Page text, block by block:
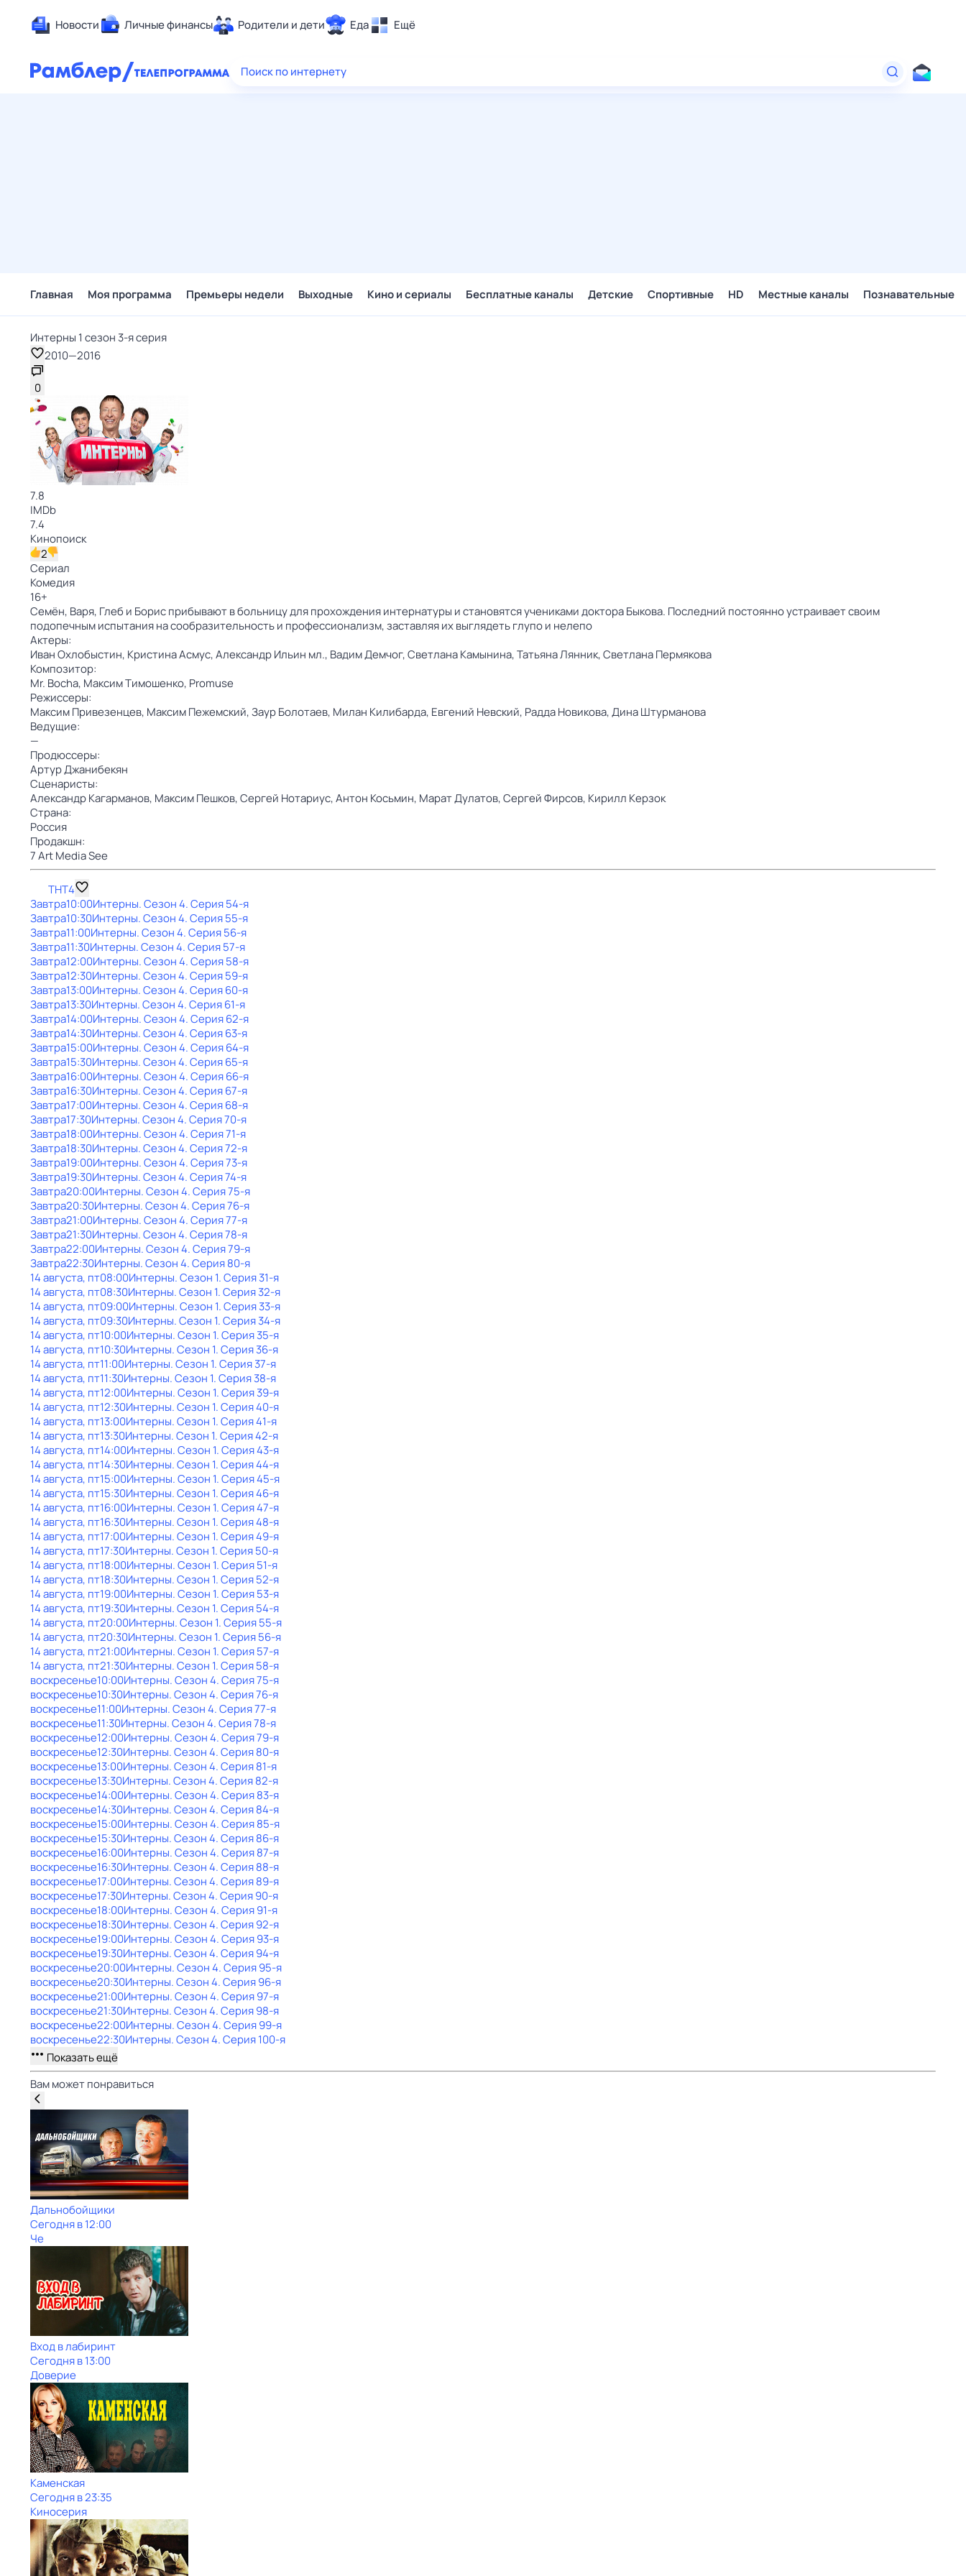
Новости Личные финансы Родители и дети Еда Ещё
Здоровье
Поиск по интернету
Главная Моя программа Премьеры недели Выходные Кино и сериалы Бесплатные каналы Детские Спортивные HD Местные каналы Познавательные
Интерны 1 сезон 3-я серия
2010—2016
0
7.8
IMDb
7.4
Кинопоиск
2
Сериал
Комедия
16+
Семён, Варя, Глеб и Борис прибывают в больницу для прохождения интернатуры и становятся учениками доктора Быкова. Последний постоянно устраивает своим
подопечным испытания на сообразительность и профессионализм, заставляя их выглядеть глупо и нелепо
Актеры:
Иван Охлобыстин, Кристина Асмус,Александр Ильин мл., Вадим Демчог,Светлана Камынина,Татьяна Лянник,Светлана Пермякова
Композитор:
Mr. Bocha, Максим Тимошенко, Promuse
Режиссеры:
Максим Привезенцев, Максим Пежемский,Заур Болотаев, Милан Килибарда, Евгений Невский, Радда Новикова,Дина Штурманова
Ведущие:
—
Продюссеры:
Артур Джанибекян
Сценаристы:
Александр Кагарманов, Максим Пешков,Сергей Нотариус,Антон Косьмин, Марат Дулатов,Сергей Фирсов, Кирилл Керзок
Страна:
Россия
Продакшн:
7 Art Media See
ТНТ4
Завтра10:00Интерны. Сезон 4. Серия 54-я
Завтра10:30Интерны. Сезон 4. Серия 55-я
Завтра11:00Интерны. Сезон 4. Серия 56-я
Завтра11:30Интерны. Сезон 4. Серия 57-я
Завтра12:00Интерны. Сезон 4. Серия 58-я
Завтра12:30Интерны. Сезон 4. Серия 59-я
Завтра13:00Интерны. Сезон 4. Серия 60-я
Завтра13:30Интерны. Сезон 4. Серия 61-я
Завтра14:00Интерны. Сезон 4. Серия 62-я
Завтра14:30Интерны. Сезон 4. Серия 63-я
Завтра15:00Интерны. Сезон 4. Серия 64-я
Завтра15:30Интерны. Сезон 4. Серия 65-я
Завтра16:00Интерны. Сезон 4. Серия 66-я
Завтра16:30Интерны. Сезон 4. Серия 67-я
Завтра17:00Интерны. Сезон 4. Серия 68-я
Завтра17:30Интерны. Сезон 4. Серия 70-я
Завтра18:00Интерны. Сезон 4. Серия 71-я
Завтра18:30Интерны. Сезон 4. Серия 72-я
Завтра19:00Интерны. Сезон 4. Серия 73-я
Завтра19:30Интерны. Сезон 4. Серия 74-я
Завтра20:00Интерны. Сезон 4. Серия 75-я
Завтра20:30Интерны. Сезон 4. Серия 76-я
Завтра21:00Интерны. Сезон 4. Серия 77-я
Завтра21:30Интерны. Сезон 4. Серия 78-я
Завтра22:00Интерны. Сезон 4. Серия 79-я
Завтра22:30Интерны. Сезон 4. Серия 80-я
14 августа, пт08:00Интерны. Сезон 1. Серия 31-я
14 августа, пт08:30Интерны. Сезон 1. Серия 32-я
14 августа, пт09:00Интерны. Сезон 1. Серия 33-я
14 августа, пт09:30Интерны. Сезон 1. Серия 34-я
14 августа, пт10:00Интерны. Сезон 1. Серия 35-я
14 августа, пт10:30Интерны. Сезон 1. Серия 36-я
14 августа, пт11:00Интерны. Сезон 1. Серия 37-я
14 августа, пт11:30Интерны. Сезон 1. Серия 38-я
14 августа, пт12:00Интерны. Сезон 1. Серия 39-я
14 августа, пт12:30Интерны. Сезон 1. Серия 40-я
14 августа, пт13:00Интерны. Сезон 1. Серия 41-я
14 августа, пт13:30Интерны. Сезон 1. Серия 42-я
14 августа, пт14:00Интерны. Сезон 1. Серия 43-я
14 августа, пт14:30Интерны. Сезон 1. Серия 44-я
14 августа, пт15:00Интерны. Сезон 1. Серия 45-я
14 августа, пт15:30Интерны. Сезон 1. Серия 46-я
14 августа, пт16:00Интерны. Сезон 1. Серия 47-я
14 августа, пт16:30Интерны. Сезон 1. Серия 48-я
14 августа, пт17:00Интерны. Сезон 1. Серия 49-я
14 августа, пт17:30Интерны. Сезон 1. Серия 50-я
14 августа, пт18:00Интерны. Сезон 1. Серия 51-я
14 августа, пт18:30Интерны. Сезон 1. Серия 52-я
14 августа, пт19:00Интерны. Сезон 1. Серия 53-я
14 августа, пт19:30Интерны. Сезон 1. Серия 54-я
14 августа, пт20:00Интерны. Сезон 1. Серия 55-я
14 августа, пт20:30Интерны. Сезон 1. Серия 56-я
14 августа, пт21:00Интерны. Сезон 1. Серия 57-я
14 августа, пт21:30Интерны. Сезон 1. Серия 58-я
воскресенье10:00Интерны. Сезон 4. Серия 75-я
воскресенье10:30Интерны. Сезон 4. Серия 76-я
воскресенье11:00Интерны. Сезон 4. Серия 77-я
воскресенье11:30Интерны. Сезон 4. Серия 78-я
воскресенье12:00Интерны. Сезон 4. Серия 79-я
воскресенье12:30Интерны. Сезон 4. Серия 80-я
воскресенье13:00Интерны. Сезон 4. Серия 81-я
воскресенье13:30Интерны. Сезон 4. Серия 82-я
воскресенье14:00Интерны. Сезон 4. Серия 83-я
воскресенье14:30Интерны. Сезон 4. Серия 84-я
воскресенье15:00Интерны. Сезон 4. Серия 85-я
воскресенье15:30Интерны. Сезон 4. Серия 86-я
воскресенье16:00Интерны. Сезон 4. Серия 87-я
воскресенье16:30Интерны. Сезон 4. Серия 88-я
воскресенье17:00Интерны. Сезон 4. Серия 89-я
воскресенье17:30Интерны. Сезон 4. Серия 90-я
воскресенье18:00Интерны. Сезон 4. Серия 91-я
воскресенье18:30Интерны. Сезон 4. Серия 92-я
воскресенье19:00Интерны. Сезон 4. Серия 93-я
воскресенье19:30Интерны. Сезон 4. Серия 94-я
воскресенье20:00Интерны. Сезон 4. Серия 95-я
воскресенье20:30Интерны. Сезон 4. Серия 96-я
воскресенье21:00Интерны. Сезон 4. Серия 97-я
воскресенье21:30Интерны. Сезон 4. Серия 98-я
воскресенье22:00Интерны. Сезон 4. Серия 99-я
воскресенье22:30Интерны. Сезон 4. Серия 100-я
Показать ещё
Вам может понравиться
Дальнобойщики
Сегодня в 12:00
Че
Вход в лабиринт
Сегодня в 13:00
Доверие
Каменская
Сегодня в 23:35
Киносерия